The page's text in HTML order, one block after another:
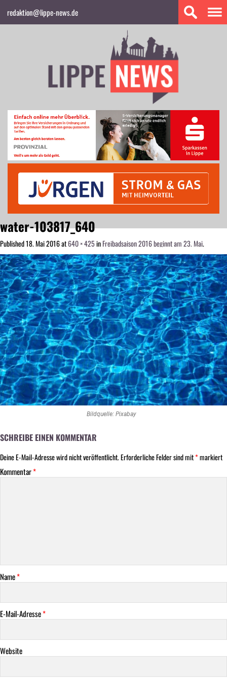
redaktion@lippe-news.de
water-103817_640
Published18. Mai 2016at640 × 425inFreibadsaison 2016 beginnt am 23. Mai.
Bildquelle: Pixabay
SCHREIBE EINEN KOMMENTAR
Deine E-Mail-Adresse wird nicht veröffentlicht.Erforderliche Felder sind mit*markiert
Kommentar*
Name*
E-Mail-Adresse*
Website